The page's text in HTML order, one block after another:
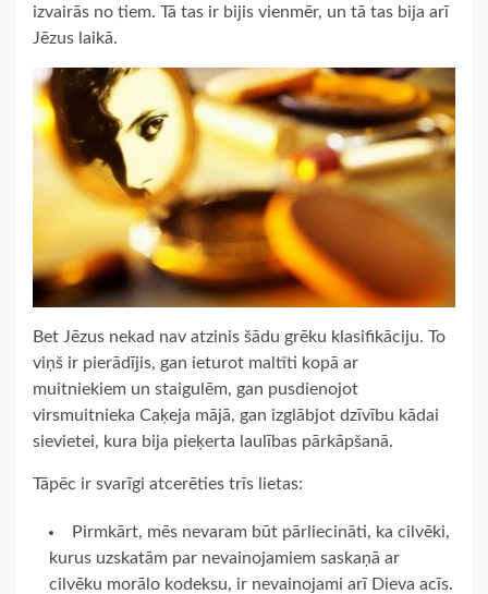
izvairās no tiem. Tā tas ir bijis vienmēr, un tā tas bija arī
Jēzus laikā.
Bet Jēzus nekad nav atzinis šādu grēku klasifikāciju. To
viņš ir pierādījis, gan ieturot maltīti kopā ar
muitniekiem un staigulēm, gan pusdienojot
virsmuitnieka Caķeja mājā, gan izglābjot dzīvību kādai
sievietei, kura bija pieķerta laulības pārkāpšanā.
Tāpēc ir svarīgi atcerēties trīs lietas:
Pirmkārt, mēs nevaram būt pārliecināti, ka cilvēki,
kurus uzskatām par nevainojamiem saskaņā ar
cilvēku morālo kodeksu, ir nevainojami arī Dieva acīs.